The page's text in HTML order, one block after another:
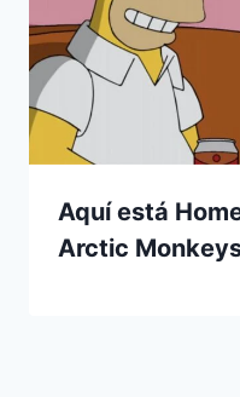
Aquí está
Arctic